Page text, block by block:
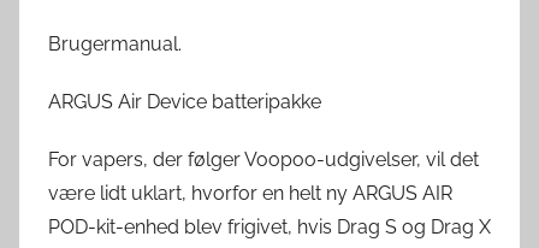
Brugermanual.
ARGUS Air Device batteripakke
For vapers, der følger Voopoo-udgivelser, vil det
være lidt uklart, hvorfor en helt ny ARGUS AIR
POD-kit-enhed blev frigivet, hvis Drag S og Drag X